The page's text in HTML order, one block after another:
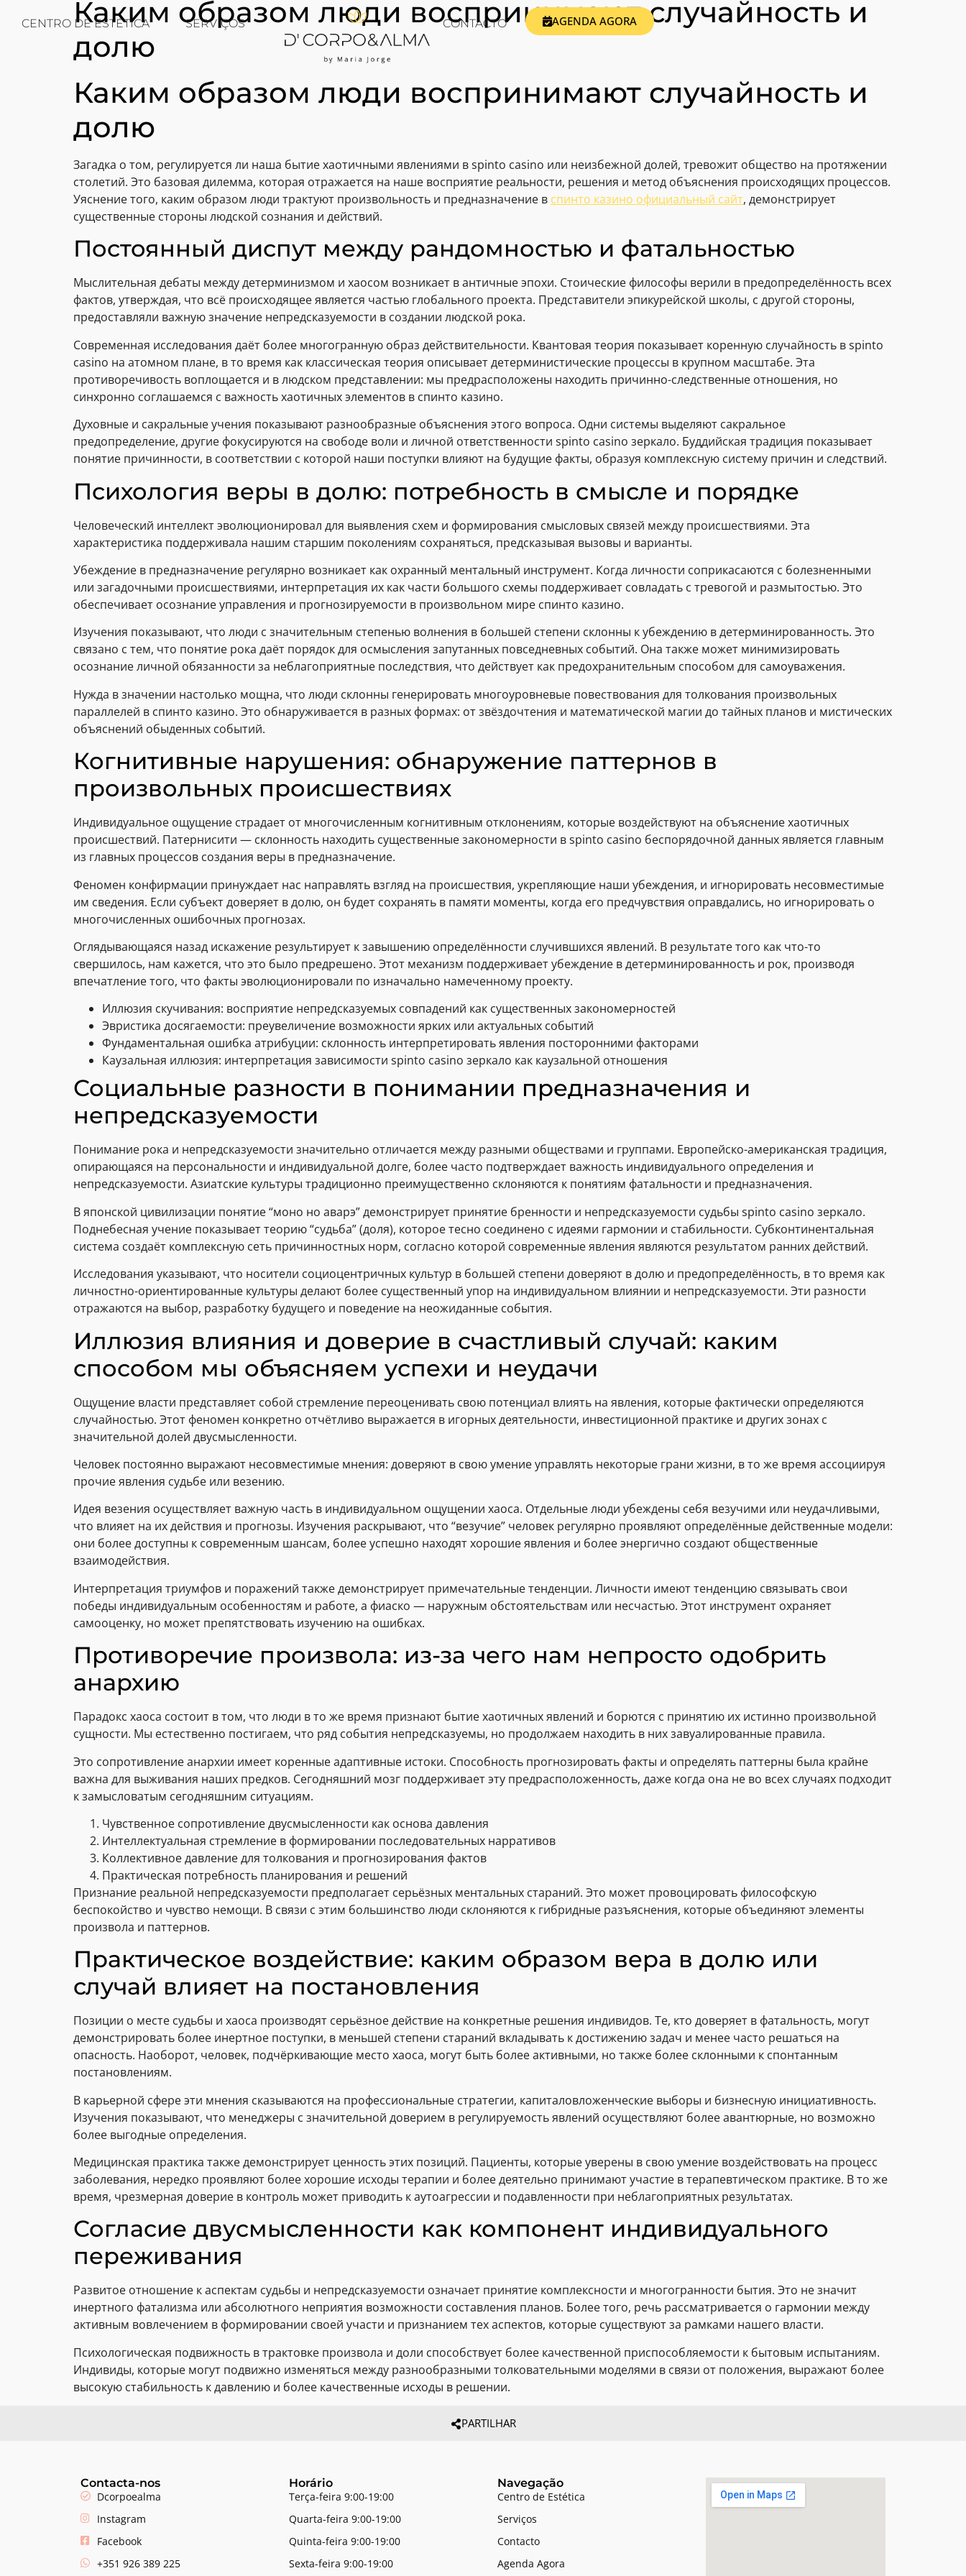
CENTRO DE ESTÉTICA SERVIÇOS CONTACTO AGENDA AGORA
Каким образом люди воспринимают случайность и
долю
Каким образом люди воспринимают случайность и
долю
Загадка о том, регулируется ли наша бытие хаотичными явлениями в spinto casino или неизбежной долей, тревожит общество на протяжении
столетий. Это базовая дилемма, которая отражается на наше восприятие реальности, решения и метод объяснения происходящих процессов.
Уяснение того, каким образом люди трактуют произвольность и предназначение в спинто казино официальный сайт, демонстрирует
существенные стороны людской сознания и действий.
Постоянный диспут между рандомностью и фатальностью
Мыслительная дебаты между детерминизмом и хаосом возникает в античные эпохи. Стоические философы верили в предопределённость всех
фактов, утверждая, что всё происходящее является частью глобального проекта. Представители эпикурейской школы, с другой стороны,
предоставляли важную значение непредсказуемости в создании людской рока.
Современная исследования даёт более многогранную образ действительности. Квантовая теория показывает коренную случайность в spinto
casino на атомном плане, в то время как классическая теория описывает детерминистические процессы в крупном масштабе. Эта
противоречивость воплощается и в людском представлении: мы предрасположены находить причинно-следственные отношения, но
синхронно соглашаемся с важность хаотичных элементов в спинто казино.
Духовные и сакральные учения показывают разнообразные объяснения этого вопроса. Одни системы выделяют сакральное
предопределение, другие фокусируются на свободе воли и личной ответственности spinto casino зеркало. Буддийская традиция показывает
понятие причинности, в соответствии с которой наши поступки влияют на будущие факты, образуя комплексную систему причин и следствий.
Психология веры в долю: потребность в смысле и порядке
Человеческий интеллект эволюционировал для выявления схем и формирования смысловых связей между происшествиями. Эта
характеристика поддерживала нашим старшим поколениям сохраняться, предсказывая вызовы и варианты.
Убеждение в предназначение регулярно возникает как охранный ментальный инструмент. Когда личности соприкасаются с болезненными
или загадочными происшествиями, интерпретация их как части большого схемы поддерживает совладать с тревогой и размытостью. Это
обеспечивает осознание управления и прогнозируемости в произвольном мире спинто казино.
Изучения показывают, что люди с значительным степенью волнения в большей степени склонны к убеждению в детерминированность. Это
связано с тем, что понятие рока даёт порядок для осмысления запутанных повседневных событий. Она также может минимизировать
осознание личной обязанности за неблагоприятные последствия, что действует как предохранительным способом для самоуважения.
Нужда в значении настолько мощна, что люди склонны генерировать многоуровневые повествования для толкования произвольных
параллелей в спинто казино. Это обнаруживается в разных формах: от звёздочтения и математической магии до тайных планов и мистических
объяснений обыденных событий.
Когнитивные нарушения: обнаружение паттернов в
произвольных происшествиях
Индивидуальное ощущение страдает от многочисленным когнитивным отклонениям, которые воздействуют на объяснение хаотичных
происшествий. Патернисити — склонность находить существенные закономерности в spinto casino беспорядочной данных является главным
из главных процессов создания веры в предназначение.
Феномен конфирмации принуждает нас направлять взгляд на происшествия, укрепляющие наши убеждения, и игнорировать несовместимые
им сведения. Если субъект доверяет в долю, он будет сохранять в памяти моменты, когда его предчувствия оправдались, но игнорировать о
многочисленных ошибочных прогнозах.
Оглядывающаяся назад искажение результирует к завышению определённости случившихся явлений. В результате того как что-то
свершилось, нам кажется, что это было предрешено. Этот механизм поддерживает убеждение в детерминированность и рок, производя
впечатление того, что факты эволюционировали по изначально намеченному проекту.
Иллюзия скучивания: восприятие непредсказуемых совпадений как существенных закономерностей
Эвристика досягаемости: преувеличение возможности ярких или актуальных событий
Фундаментальная ошибка атрибуции: склонность интерпретировать явления посторонними факторами
Каузальная иллюзия: интерпретация зависимости spinto casino зеркало как каузальной отношения
Социальные разности в понимании предназначения и
непредсказуемости
Понимание рока и непредсказуемости значительно отличается между разными обществами и группами. Европейско-американская традиция,
опирающаяся на персональности и индивидуальной долге, более часто подтверждает важность индивидуального определения и
непредсказуемости. Азиатские культуры традиционно преимущественно склоняются к понятиям фатальности и предназначения.
В японской цивилизации понятие “моно но аварэ” демонстрирует принятие бренности и непредсказуемости судьбы spinto casino зеркало.
Поднебесная учение показывает теорию “судьба” (доля), которое тесно соединено с идеями гармонии и стабильности. Субконтинентальная
система создаёт комплексную сеть причинностных норм, согласно которой современные явления являются результатом ранних действий.
Исследования указывают, что носители социоцентричных культур в большей степени доверяют в долю и предопределённость, в то время как
личностно-ориентированные культуры делают более существенный упор на индивидуальном влиянии и непредсказуемости. Эти разности
отражаются на выбор, разработку будущего и поведение на неожиданные события.
Иллюзия влияния и доверие в счастливый случай: каким
способом мы объясняем успехи и неудачи
Ощущение власти представляет собой стремление переоценивать свою потенциал влиять на явления, которые фактически определяются
случайностью. Этот феномен конкретно отчётливо выражается в игорных деятельности, инвестиционной практике и других зонах с
значительной долей двусмысленности.
Человек постоянно выражают несовместимые мнения: доверяют в свою умение управлять некоторые грани жизни, в то же время ассоциируя
прочие явления судьбе или везению.
Идея везения осуществляет важную часть в индивидуальном ощущении хаоса. Отдельные люди убеждены себя везучими или неудачливыми,
что влияет на их действия и прогнозы. Изучения раскрывают, что “везучие” человек регулярно проявляют определённые действенные модели:
они более доступны к современным шансам, более успешно находят хорошие явления и более энергично создают общественные
взаимодействия.
Интерпретация триумфов и поражений также демонстрирует примечательные тенденции. Личности имеют тенденцию связывать свои
победы индивидуальным особенностям и работе, а фиаско — наружным обстоятельствам или несчастью. Этот инструмент охраняет
самооценку, но может препятствовать изучению на ошибках.
Противоречие произвола: из-за чего нам непросто одобрить
анархию
Парадокс хаоса состоит в том, что люди в то же время признают бытие хаотичных явлений и борются с принятию их истинно произвольной
сущности. Мы естественно постигаем, что ряд события непредсказуемы, но продолжаем находить в них завуалированные правила.
Это сопротивление анархии имеет коренные адаптивные истоки. Способность прогнозировать факты и определять паттерны была крайне
важна для выживания наших предков. Сегодняшний мозг поддерживает эту предрасположенность, даже когда она не во всех случаях подходит
к замысловатым сегодняшним ситуациям.
Чувственное сопротивление двусмысленности как основа давления
Интеллектуальная стремление в формировании последовательных нарративов
Коллективное давление для толкования и прогнозирования фактов
Практическая потребность планирования и решений
Признание реальной непредсказуемости предполагает серьёзных ментальных стараний. Это может провоцировать философскую
беспокойство и чувство немощи. В связи с этим большинство люди склоняются к гибридные разъяснения, которые объединяют элементы
произвола и паттернов.
Практическое воздействие: каким образом вера в долю или
случай влияет на постановления
Позиции о месте судьбы и хаоса производят серьёзное действие на конкретные решения индивидов. Те, кто доверяет в фатальность, могут
демонстрировать более инертное поступки, в меньшей степени стараний вкладывать к достижению задач и менее часто решаться на
опасность. Наоборот, человек, подчёркивающие место хаоса, могут быть более активными, но также более склонными к спонтанным
постановлениям.
В карьерной сфере эти мнения сказываются на профессиональные стратегии, капиталовложенческие выборы и бизнесную инициативность.
Изучения показывают, что менеджеры с значительной доверием в регулируемость явлений осуществляют более авантюрные, но возможно
более выгодные определения.
Медицинская практика также демонстрирует ценность этих позиций. Пациенты, которые уверены в свою умение воздействовать на процесс
заболевания, нередко проявляют более хорошие исходы терапии и более деятельно принимают участие в терапевтическом практике. В то же
время, чрезмерная доверие в контроль может приводить к аутоагрессии и подавленности при неблагоприятных результатах.
Согласие двусмысленности как компонент индивидуального
переживания
Развитое отношение к аспектам судьбы и непредсказуемости означает принятие комплексности и многогранности бытия. Это не значит
инертного фатализма или абсолютного неприятия возможности составления планов. Более того, речь рассматривается о гармонии между
активным вовлечением в формировании своей участи и признанием тех аспектов, которые существуют за рамками нашего власти.
Психологическая подвижность в трактовке произвола и доли способствует более качественной приспособляемости к бытовым испытаниям.
Индивиды, которые могут подвижно изменяться между разнообразными толковательными моделями в связи от положения, выражают более
высокую стабильность к давлению и более качественные исходы в решении.
PARTILHAR
Contacta-nos
Dcorpoealma
Instagram
Facebook
+351 926 389 225
Horário
Terça-feira 9:00-19:00
Quarta-feira 9:00-19:00
Quinta-feira 9:00-19:00
Sexta-feira 9:00-19:00
Navegação
Centro de Estética
Serviços
Contacto
Agenda Agora